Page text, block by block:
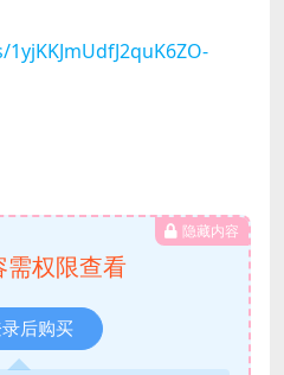
隐藏内容
需权限查看
后购买